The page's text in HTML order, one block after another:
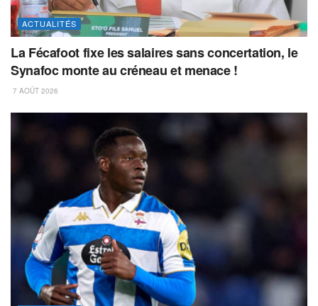
ACTUALITÉS
La Fécafoot fixe les salaires sans concertation, le
Synafoc monte au créneau et menace !
7 AOÛT 2026